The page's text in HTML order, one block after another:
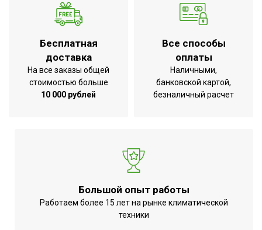
Глубина товара
Срок службы
Гарантия 3 года
Ширина товара
Количество режимов
нагрева
Да (при
Защитная решетка
Нет
Использование в
Бесплатная
доставка
На все заказы общей
стоимостью больше
10 000 рублей
Все способы
оплаты
Наличными,
банковской картой,
безналичный расчет
Большой опыт работы
Работаем более 15 лет на рынке климатической
техники